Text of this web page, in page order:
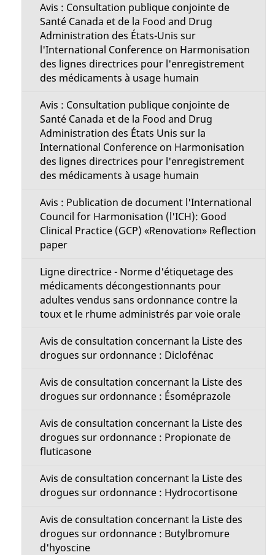
Avis : Consultation publique conjointe de
Santé Canada et de la Food and Drug
Administration des États-Unis sur
l'International Conference on Harmonisation
des lignes directrices pour l'enregistrement
des médicaments à usage humain
Avis : Consultation publique conjointe de
Santé Canada et de la Food and Drug
Administration des États Unis sur la
International Conference on Harmonisation
des lignes directrices pour l'enregistrement
des médicaments à usage humain
Avis : Publication de document l'International
Council for Harmonisation (l'ICH): Good
Clinical Practice (GCP) «Renovation» Reflection
paper
Ligne directrice - Norme d'étiquetage des
médicaments décongestionnants pour
adultes vendus sans ordonnance contre la
toux et le rhume administrés par voie orale
Avis de consultation concernant la Liste des
drogues sur ordonnance : Diclofénac
Avis de consultation concernant la Liste des
drogues sur ordonnance : Ésoméprazole
Avis de consultation concernant la Liste des
drogues sur ordonnance : Propionate de
fluticasone
Avis de consultation concernant la Liste des
drogues sur ordonnance : Hydrocortisone
Avis de consultation concernant la Liste des
drogues sur ordonnance : Butylbromure
d'hyoscine